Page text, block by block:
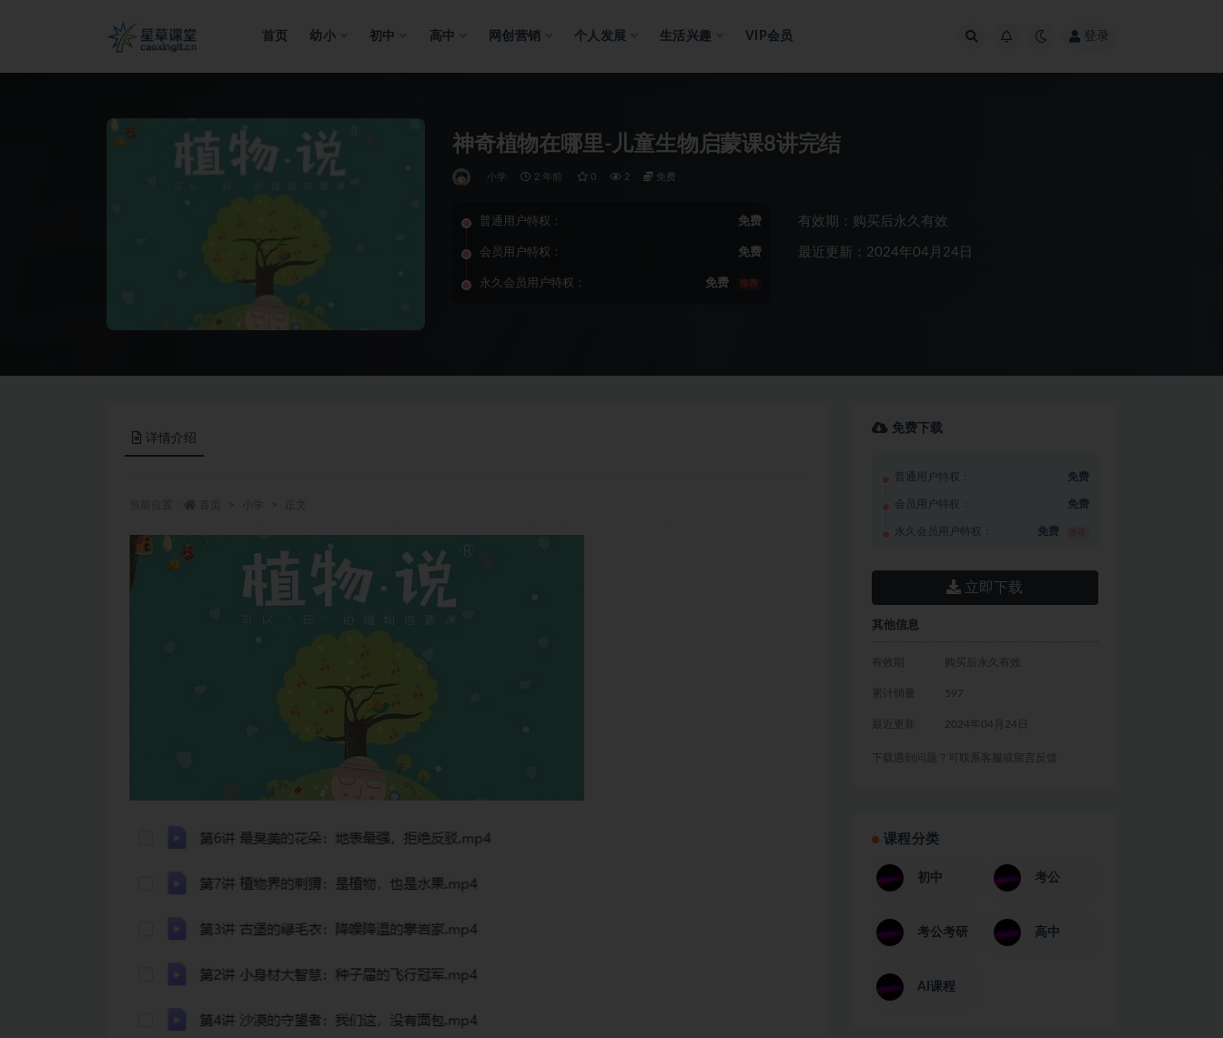
首页 幼小 初中 高中 网创营销 个人发展 生活兴趣 VIP会员 登录
神奇植物在哪里-儿童生物启蒙课8讲完结
小学 2 年前 0 2 免费
普通用户特权： 免费
会员用户特权： 免费
永久会员用户特权： 免费 推荐
有效期：购买后永久有效
最近更新：2024年04月24日
详情介绍
免费下载
普通用户特权： 免费
会员用户特权： 免费
永久会员用户特权： 免费
立即下载
其他信息
有效期 购买后永久有效
累计销量 597
最近更新 2024年04月24日
下载遇到问题？可联系客服或留言反馈
课程分类
初中 考公
考公考研 高中
AI课程